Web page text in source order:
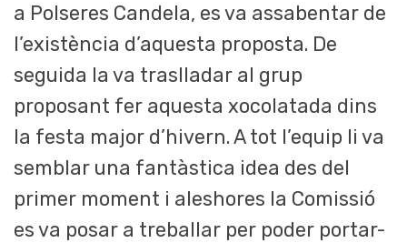
a Polseres Candela, es va assabentar de
l’existència d’aquesta proposta. De
seguida la va traslladar al grup
proposant fer aquesta xocolatada dins
la festa major d’hivern. A tot l’equip li va
semblar una fantàstica idea des del
primer moment i aleshores la Comissió
es va posar a treballar per poder portar-